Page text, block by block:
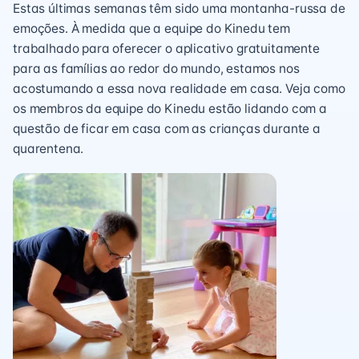
Estas últimas semanas têm sido uma montanha-russa de
emoções. À medida que a equipe do Kinedu tem
trabalhado para oferecer o aplicativo gratuitamente
para as famílias ao redor do mundo, estamos nos
acostumando a essa nova realidade em casa. Veja como
os membros da equipe do Kinedu estão lidando com a
questão de ficar em casa com as crianças durante a
quarentena.